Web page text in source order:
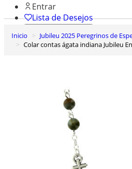
Entrar
Lista de Desejos
0
Carrinho de Compras
Inicio Jubileu 2025 Peregrinos de
Colar contas ágata indiana Jubileu